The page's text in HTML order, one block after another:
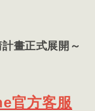
畫正式展開～
官方客服